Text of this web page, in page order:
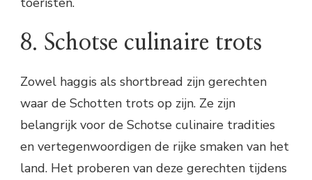
8. Schotse culinaire trots
Zowel haggis als shortbread zijn gerechten
waar de Schotten trots op zijn. Ze zijn
belangrijk voor de Schotse culinaire tradities
en vertegenwoordigen de rijke smaken van het
land. Het proberen van deze gerechten tijdens